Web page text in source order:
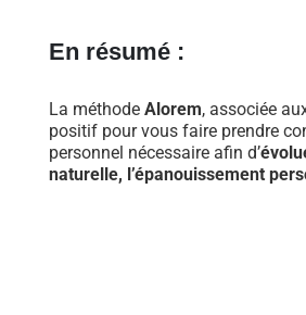
En résumé :
La méthode Alorem, associée
positif pour vous faire prendre
personnel nécessaire afin d’
naturelle, l’épanouissement